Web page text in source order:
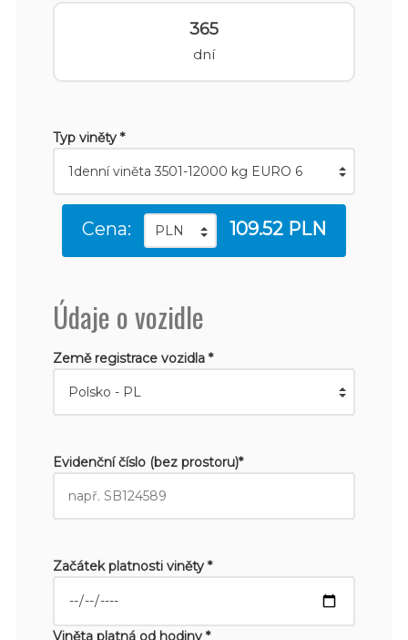
365
dní
Typ viněty *
Cena: 109.52 PLN
Údaje o vozidle
Země registrace vozidla *
Evidenční číslo (bez prostoru)*
Začátek platnosti viněty *
Viněta platná od hodiny *